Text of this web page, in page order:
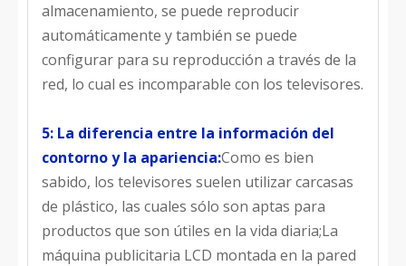
almacenamiento, se puede reproducir
automáticamente y también se puede
configurar para su reproducción a través de la
red, lo cual es incomparable con los televisores.
5: La diferencia entre la información del
contorno y la apariencia:Como es bien
sabido, los televisores suelen utilizar carcasas
de plástico, las cuales sólo son aptas para
productos que son útiles en la vida diaria;La
máquina publicitaria LCD montada en la pared